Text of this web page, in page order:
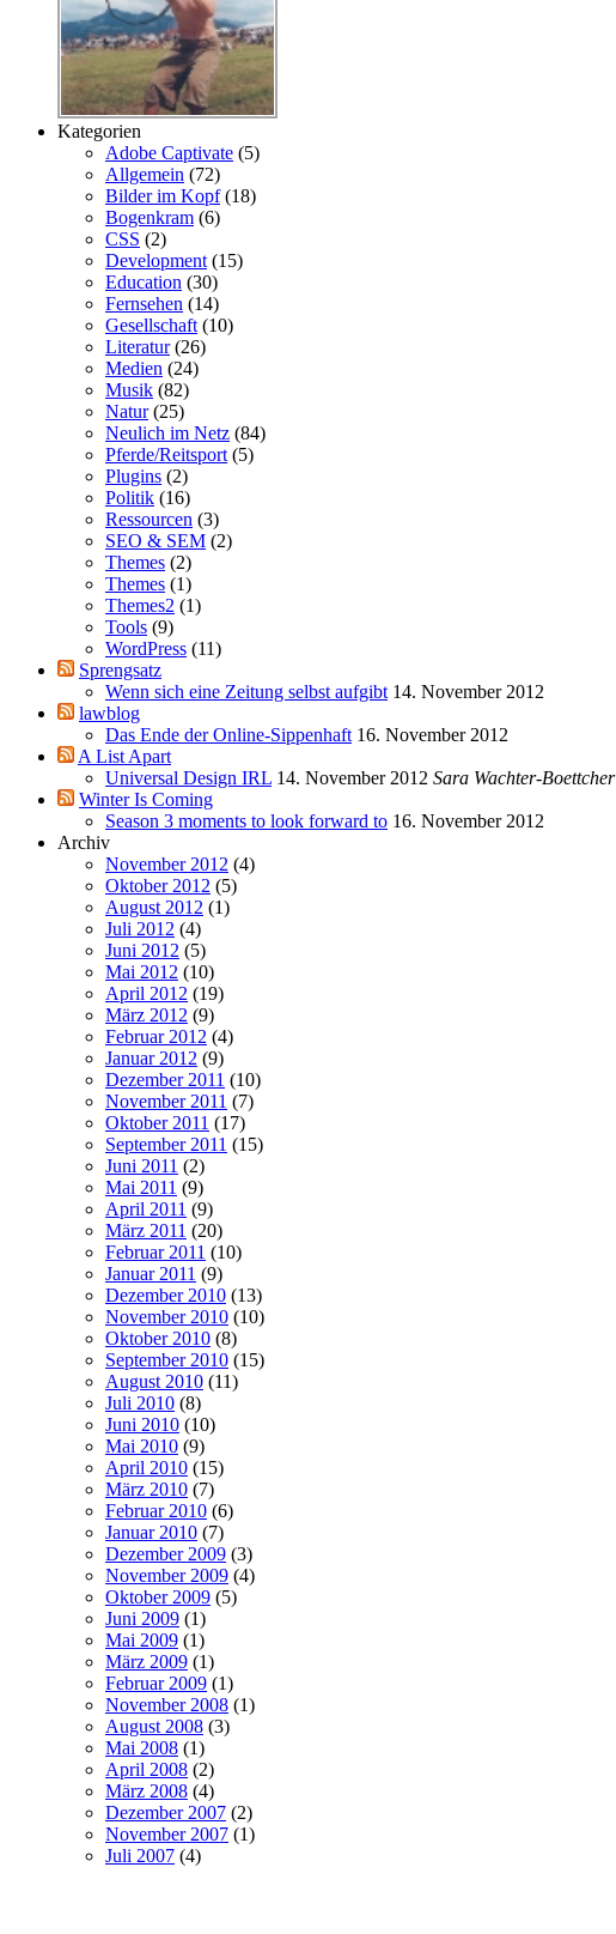
Kategorien
Adobe Captivate (5)
Allgemein (72)
Bilder im Kopf(18)
Bogenkram (6)
CSS (2)
Development (15)
Education (30)
Fernsehen (14)
Gesellschaft (10)
Literatur(26)
Medien (24)
Musik (82)
Natur(25)
Neulich im Netz (84)
Pferde/Reitsport (5)
Plugins (2)
Politik (16)
Ressourcen (3)
SEO & SEM (2)
Themes (2)
Themes (1)
Themes2 (1)
Tools (9)
WordPress (11)
Sprengsatz
Wenn sich eine Zeitung selbst aufgibt 14. November 2012
lawblog
Das Ende der Online-Sippenhaft 16. November 2012
A List Apart
Universal Design IRL 14. November 2012 Sara Wachter-Boettcher
Winter Is Coming
Season 3 moments to look forward to 16. November 2012
Archiv
November 2012 (4)
Oktober 2012 (5)
August 2012 (1)
Juli 2012 (4)
Juni 2012 (5)
Mai 2012 (10)
April 2012 (19)
März 2012 (9)
Februar 2012 (4)
Januar 2012 (9)
Dezember 2011 (10)
November 2011 (7)
Oktober 2011 (17)
September 2011 (15)
Juni 2011 (2)
Mai 2011 (9)
April 2011 (9)
März 2011 (20)
Februar 2011 (10)
Januar 2011 (9)
Dezember 2010 (13)
November 2010 (10)
Oktober 2010 (8)
September 2010 (15)
August 2010 (11)
Juli 2010 (8)
Juni 2010 (10)
Mai 2010 (9)
April 2010 (15)
März 2010 (7)
Februar 2010 (6)
Januar 2010 (7)
Dezember 2009 (3)
November 2009 (4)
Oktober 2009 (5)
Juni 2009 (1)
Mai 2009 (1)
März 2009 (1)
Februar 2009 (1)
November 2008 (1)
August 2008 (3)
Mai 2008 (1)
April 2008 (2)
März 2008 (4)
Dezember 2007 (2)
November 2007 (1)
Juli 2007 (4)